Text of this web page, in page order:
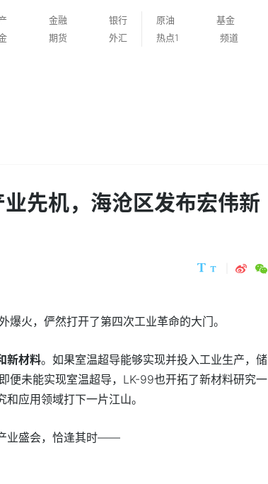
金融
银行
期货 外汇
原油 基金
热点1
频道
先机，海沧区发布宏伟新
爆火，俨然打开了第四次工业革命的大门。
新材料。如果室温超导能够实现并投入工业生产，储
便未能实现室温超导，LK-99也开拓了新材料研究一
应用领域打下一片江山。
业盛会，恰逢其时——